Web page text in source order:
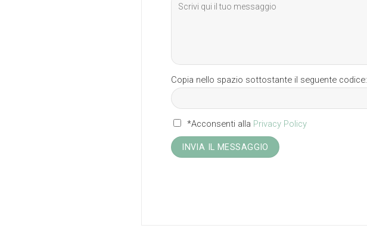
Copia nello spazio sottostante il seguente codice:
*Acconsenti alla Privacy Policy